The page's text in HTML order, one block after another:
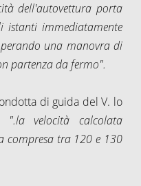
dell'autovettura porta
istanti immediatamente
una manovra di
partenza da fermo".
di guida del V. lo
".la velocità calcolata
compresa tra 120 e 130